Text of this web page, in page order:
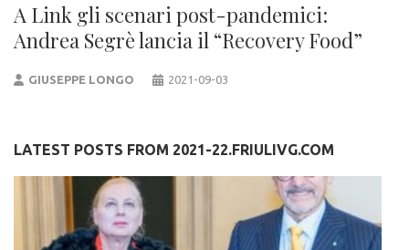
A Link gli scenari post-pandemici:
Andrea Segrè lancia il “Recovery Food”
GIUSEPPE LONGO 2021-09-03
LATEST POSTS FROM 2021-22.FRIULIVG.COM